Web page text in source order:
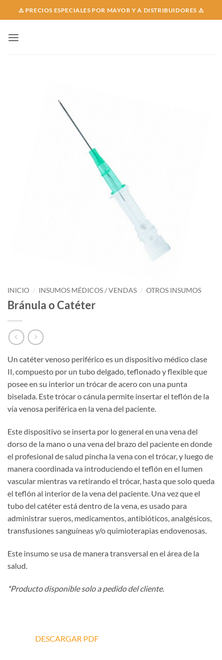
to
⚠️ PRECIOS ESPECIALES POR MAYOR Y A DISTRIBUIDORES ⚠️
INICIO / INSUMOS MÉDICOS / VENDAS / OTROS INSUMOS
Bránula o Catéter
Un catéter venoso periférico es un dispositivo médico clase
II, compuesto por un tubo delgado, teflonado y flexible que
posee en su interior un trócar de acero con una punta
biselada. Este trócar o cánula permite insertar el teflón de la
vía venosa periférica en la vena del paciente.
Este dispositivo se inserta por lo general en una vena del
dorso de la mano o una vena del brazo del paciente en donde
el profesional de salud pincha la vena con el trócar, y luego de
manera coordinada va introduciendo el teflón en el lumen
vascular mientras va retirando el trócar, hasta que solo queda
el teflón al interior de la vena del paciente. Una vez que el
tubo del catéter está dentro de la vena, es usado para
administrar sueros, medicamentos, antibióticos, analgésicos,
transfusiones sanguíneas y/o quimioterapias endovenosas.
Este insumo se usa de manera transversal en el área de la
salud.
*Producto disponible solo a pedido del cliente.
DESCARGAR PDF